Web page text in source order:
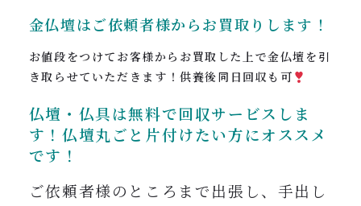
金仏壇はご依頼者様からお買取りします ！
お値段をつけてお客様からお買取した上で金仏壇を引
き取らせていただきます ！供養後同日回収も可
仏壇・仏具は無料で回収サービスしま
す！仏壇丸ごと片付けたい方にオススメ
です！
ご依頼者様のところまで出張し、手出し